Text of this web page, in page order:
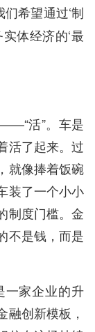
们希望通过‘制
体经济的‘最
活”。车是
活了起来。过
就像捧着饭碗
装了一个小小
制度门槛。金
不是钱，而是
一家企业的升
创新模板，